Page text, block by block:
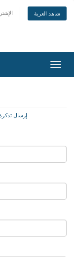
شاهد العربة
إرسال